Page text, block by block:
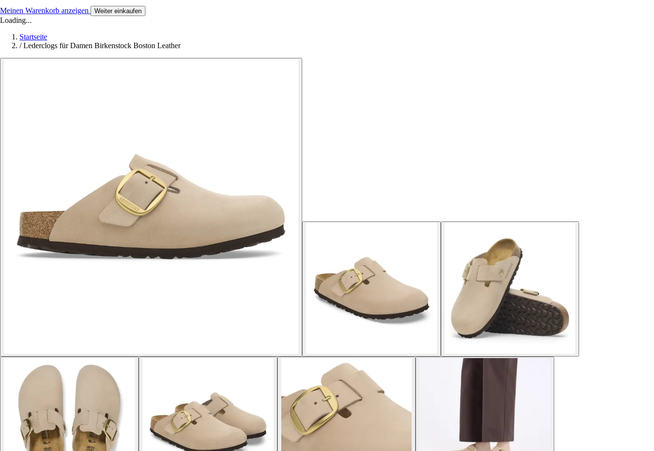
Meinen Warenkorb anzeigen Weiter einkaufen
Loading...
Startseite
/ Lederclogs für Damen Birkenstock Boston Leather